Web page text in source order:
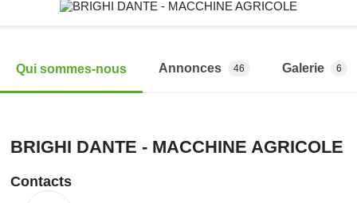
Qui sommes-nous Annonces 46 Galerie 6
BRIGHI DANTE - MACCHINE AGRICOLE
Contacts